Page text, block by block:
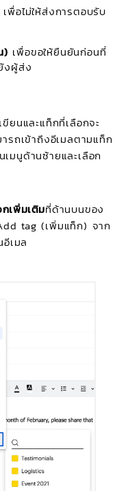
เพื่อไม่ให้ส่งการตอบรับ
) เพื่อขอให้ยืนยันก่อนที่
งผู้ส่ง
ยนและแท็กที่เลือกจะ
ถเข้าถึงอีเมลตามแท็ก
เมนูด้านซ้ายและเลือก
เพิ่มเติมที่ด้านบนของ
tag (เพิ่มแท็ก) จาก
เมล